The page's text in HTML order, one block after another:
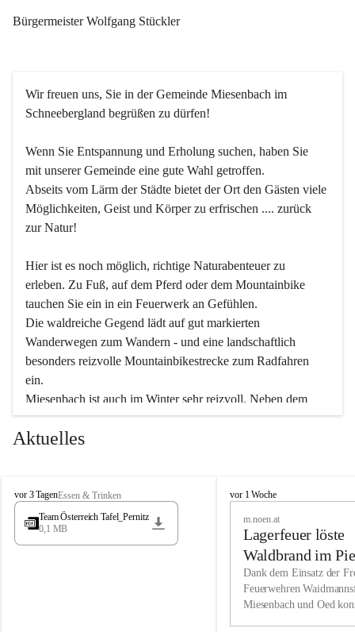
Bürgermeister Wolfgang Stückler
Wir freuen uns, Sie in der Gemeinde Miesenbach im
Schneebergland begrüßen zu dürfen!
Wenn Sie Entspannung und Erholung suchen, haben Sie
mit unserer Gemeinde eine gute Wahl getroffen.
Abseits vom Lärm der Städte bietet der Ort den Gästen viele
Möglichkeiten, Geist und Körper zu erfrischen .... zurück
zur Natur!
Hier ist es noch möglich, richtige Naturabenteuer zu
erleben. Zu Fuß, auf dem Pferd oder dem Mountainbike
tauchen Sie ein in ein Feuerwerk an Gefühlen.
Die waldreiche Gegend lädt auf gut markierten
Wanderwegen zum Wandern - und eine landschaftlich
besonders reizvolle Mountainbikestrecke zum Radfahren
ein.
Miesenbach ist auch im Winter sehr reizvoll. Neben dem
Eisstockschießen gibt es auf dem nahe gelegenen Unterberg
wunderschöne Naturschneepisten, die zum Schifahren oder
vielfältige Angebot unserer Kulturvereine.
Überzeugen Sie sich selbst, dass Sie in Miesenbach sowie
in den Beherbergungsbetrieben, Gaststätten und urigen
Wir kennen Miesenbach als lebens- und liebenswerten Ort.
Tradition und Innovation werden ebenso groß geschrieben
Aktuelles
M
i
s
vor 3 TagenEssen & Trinken
Team Österreich Tafel_Pernitz
0,1 MB
M
h
vor 1 Woche
m.noen.at
Lagerfeuer löste
Waldbrand im
aus
Dank dem Einsatz der
Feuerwehren
Miesenbach und Oed